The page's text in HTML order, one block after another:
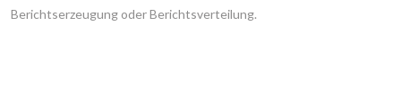
Berichtserzeugung oder Berichtsverteilung.